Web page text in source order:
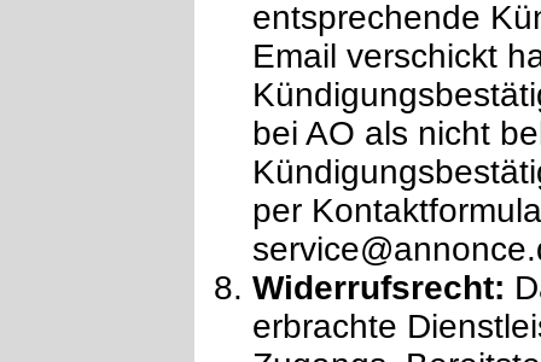
entsprechende
Email verschickt
bei AO als nicht
per
Widerrufsrecht:
erbrachte